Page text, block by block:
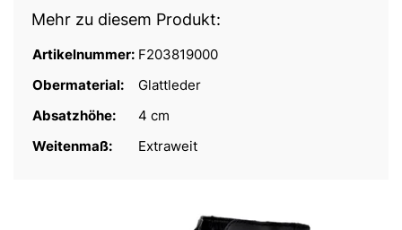
Mehr zu diesem Produkt:
Artikelnummer: F203819000
Obermaterial:
Glattleder
Absatzhöhe:
4 cm
Weitenmaß:
Extraweit